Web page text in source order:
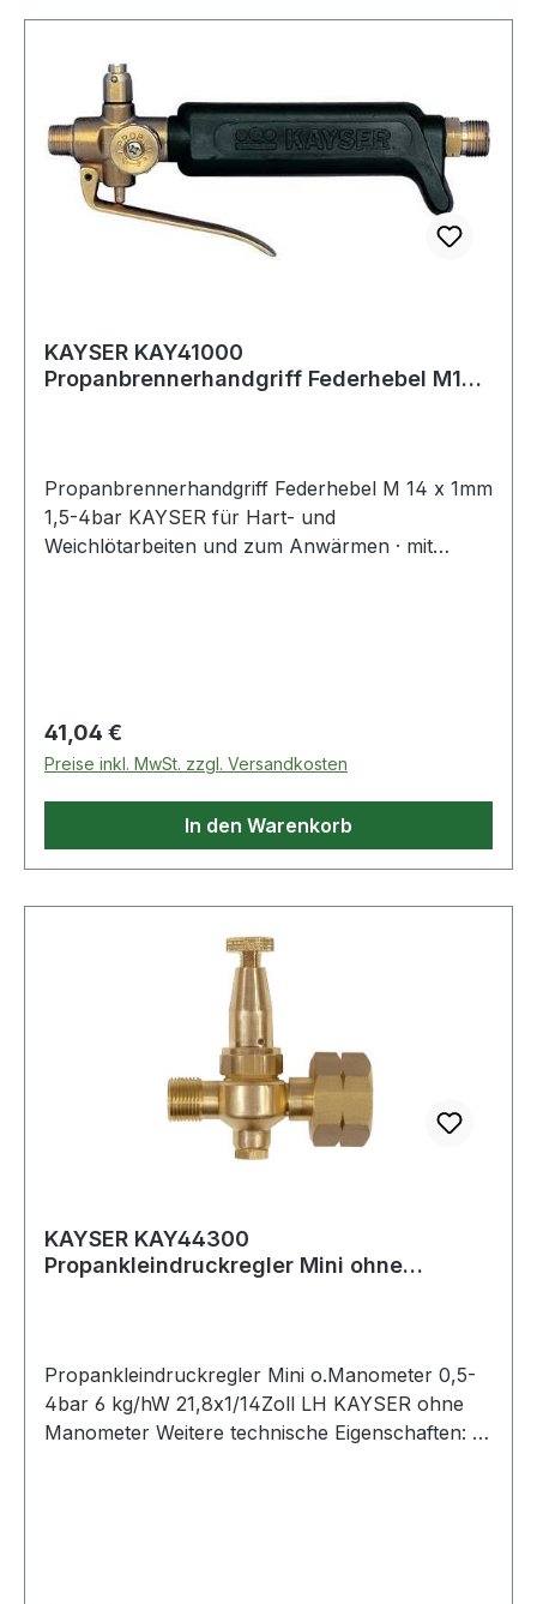
KAYSER KAY41000
Propanbrennerhandgriff Federhebel M14
Propanbrennerhandgriff Federhebel M 14 x 1mm
1,5-4bar KAYSER für Hart- und
Weichlötarbeiten und zum Anwärmen · mit
Schlauchanschluss: G 3/8" LH
Regulärer Preis:
41,04 €
Preise inkl. MwSt. zzgl. Versandkosten
In den Warenkorb
KAYSER KAY44300
Propankleindruckregler Mini ohne
Propankleindruckregler Mini o.Manometer 0,5-
4bar 6 kg/hW 21,8x1/14Zoll LH KAYSER ohne
Manometer Weitere technische Eigenschaften: ·